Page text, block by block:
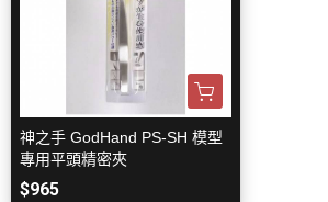
神之手 GodHand PS-SH 模型
專用平頭精密夾
$965